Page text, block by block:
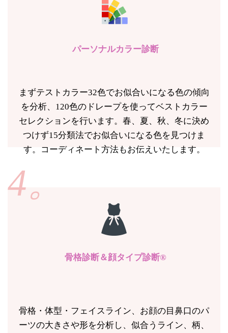
パーソナルカラー診断
まずテストカラー32色でお似合いになる色の傾向
を分析、120色のドレープを使ってベストカラー
セレクションを行います。春、夏、秋、冬に決め
つけず15分類法でお似合いになる色を見つけま
す。コーディネート方法もお伝えいたします。
4。
骨格診断＆顔タイプ診断®
骨格・体型・フェイスライン、お顔の目鼻口のパ
ーツの大きさや形を分析し、似合うライン、柄、